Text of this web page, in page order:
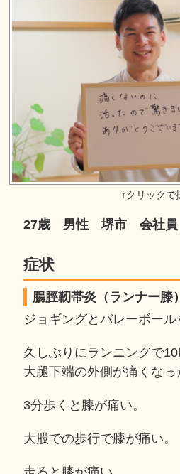
27歳 男性 堺市 会社員
症状
腸脛靭帯炎（ランナー膝）
ジョギングとバレーボール
久しぶりにランニングで
大腿下端の外側が痛くなっ
3分歩くと膝が痛い。
大股での歩行で膝が痛い。